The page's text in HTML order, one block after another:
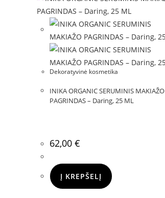
Dekoratyvinė kosmetika
INIKA ORGANIC SERUMINIS MAKIAŽO
PAGRINDAS – Daring, 25 ML
62,00 €
Į KREPŠELĮ